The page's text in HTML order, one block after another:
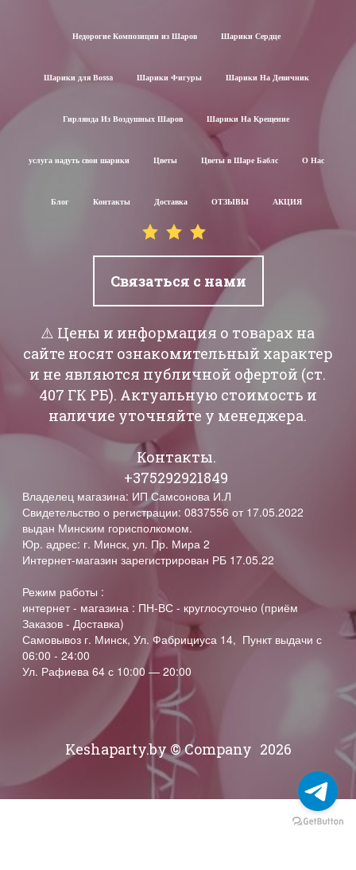
Недорогие Композиции из Шаров Шарики Сердце
Шарики для Воssa Шарики Фигуры Шарики На Девичник
Гирлянда Из Воздушных Шаров Шарики На Крещение
услуга надуть свои шарики Цветы Цветы в Шаре Баблс О Нас
Блог Контакты Доставка ОТЗЫВЫ АКЦИЯ
Связаться с нами
⚠️ Цены и информация о товарах на
сайте носят ознакомительный характер
и не являются публичной офертой (ст.
407 ГК РБ). Актуальную стоимость и
наличие уточняйте у менеджера.
Контакты.
+375292921849
Владелец магазина: ИП Самсонова И.Л
Свидетельство о регистрации: 0837556 от 17.05.2022
выдан Минским горисполкомом.
Юр. адрес: г. Минск, ул. Пр. Мира 2
Интернет-магазин зарегистрирован РБ 17.05.22
Режим работы :
интернет - магазина : ПН-ВС - круглосуточно (приём
Заказов - Доставка)
Самовывоз г. Минск, Ул. Фабрициуса 14, Пункт выдачи с
06:00 - 24:00
Ул. Рафиева 64 с 10:00 — 20:00
Keshaparty.by © Company 2026